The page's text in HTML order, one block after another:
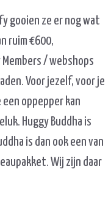
gooien ze er nog wat
ruim €600,
/ webshops
Voor jezelf, voor je
oppepper kan
Huggy Buddha is
is dan ook een van
Wij zijn daar